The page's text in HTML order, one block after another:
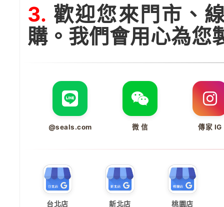
3. 歡迎您來門市、
購。我們會用心為您
@seals.com 微 信 傳家 IG
台北店 新北店 桃園店